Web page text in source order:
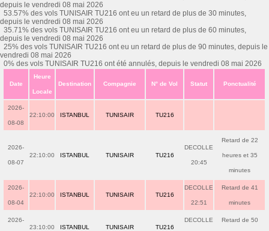
depuis le vendredi 08 mai 2026
53.57% des vols TUNISAIR TU216 ont eu un retard de plus de 30 minutes,
depuis le vendredi 08 mai 2026
35.71% des vols TUNISAIR TU216 ont eu un retard de plus de 60 minutes,
depuis le vendredi 08 mai 2026
25% des vols TUNISAIR TU216 ont eu un retard de plus de 90 minutes, depuis le
vendredi 08 mai 2026
0% des vols TUNISAIR TU216 ont été annulés, depuis le vendredi 08 mai 2026
Date
Heure
Locale
Destination Compagnie N° de Vol Statut Ponctualité
2026-
08-08
22:10:00 ISTANBUL TUNISAIR TU216
2026-
08-07
22:10:00 ISTANBUL TUNISAIR TU216
DECOLLE
20:45
Retard de 22
heures et 35
minutes
2026-
08-04
22:10:00 ISTANBUL TUNISAIR TU216
DECOLLE
22:51
Retard de 41
minutes
2026-
23:10:00 ISTANBUL TUNISAIR TU216
DECOLLE Retard de 50